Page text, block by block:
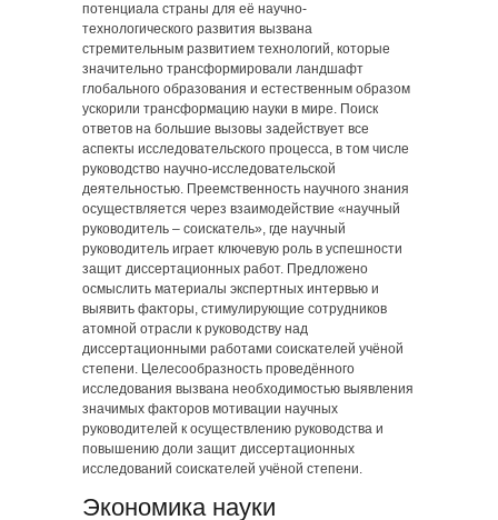
потенциала страны для её научно-
технологического развития вызвана
стремительным развитием технологий, которые
значительно трансформировали ландшафт
глобального образования и естественным образом
ускорили трансформацию науки в мире. Поиск
ответов на большие вызовы задействует все
аспекты исследовательского процесса, в том числе
руководство научно-исследовательской
деятельностью. Преемственность научного знания
осуществляется через взаимодействие «научный
руководитель ‒ соискатель», где научный
руководитель играет ключевую роль в успешности
защит диссертационных работ. Предложено
осмыслить материалы экспертных интервью и
выявить факторы, стимулирующие сотрудников
атомной отрасли к руководству над
диссертационными работами соискателей учёной
степени. Целесообразность проведённого
исследования вызвана необходимостью выявления
значимых факторов мотивации научных
руководителей к осуществлению руководства и
повышению доли защит диссертационных
исследований соискателей учёной степени.
Экономика науки